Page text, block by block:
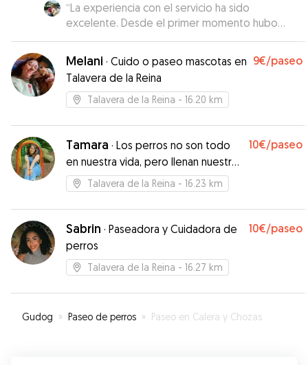
“La experiencia con el servicio ha sido
excelente. Desde el primer momento hubo
buena comunicación, flexibilidad y atención
personalizada a las necesidades de Sati. Me ha
dado mucha tranquilidad dejarlo en buenas
manos y he notado que ha estado muy bien
atendido y tranquilo a la vuelta.”
Melani · Cuido o paseo mascotas en
Talavera de la Reina
9€/paseo
Talavera de la Reina - 16.20 km
Tamara · Los perros no son todo
en nuestra vida, pero llenan nuestra
vida entera.
10€/paseo
Talavera de la Reina - 16.23 km
Sabrin · Paseadora y Cuidadora de
perros
10€/paseo
Talavera de la Reina - 16.27 km
Gudog » Paseo de perros » Paseo en Calera y Chozas